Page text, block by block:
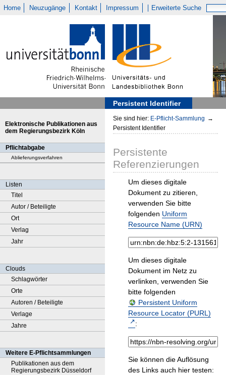
Home Neuzugänge Kontakt Impressum Erweiterte Suche
Persistent Identifier
Elektronische Publikationen aus
dem Regierungsbezirk Köln
Pflichtabgabe
Ablieferungsverfahren
Listen
Titel
Autor / Beteiligte
Ort
Verlag
Jahr
Clouds
Schlagwörter
Orte
Autoren / Beteiligte
Verlage
Jahre
Weitere E-Pflichtsammlungen
Publikationen aus dem
Regierungsbezirk Düsseldorf
Sie sind hier: E-Pflicht-Sammlung →
Persistent Identifier
Persistente
Referenzierungen
Um dieses digitale
Dokument zu zitieren,
verwenden Sie bitte
folgenden Uniform
Resource Name (URN)
Um dieses digitale
Dokument im Netz zu
verlinken, verwenden Sie
bitte folgenden
Persistent Uniform
Resource Locator (PURL)
:
Sie können die Auflösung
des Links auch hier testen: